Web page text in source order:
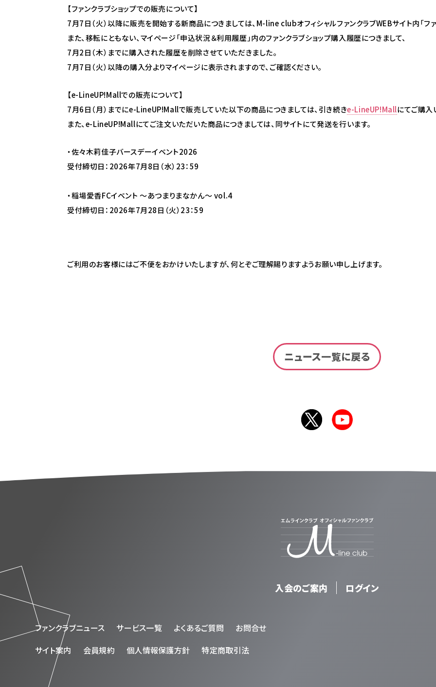
【ファンクラブショップでの販売について】
7月7日（火）以降に販売を開始する新商品につきましては、M-line clubオフィシャルファンクラブWEBサイト内「ファ
また、移転にともない、マイページ「申込状況＆利用履歴」内のファンクラブショップ購入履歴につきまして、
7月2日（木）までに購入された履歴を削除させていただきました。
7月7日（火）以降の購入分よりマイページに表示されますので、ご確認ください。
【e-LineUP!Mallでの販売について】
7月6日（月）までにe-LineUP!Mallで販売していた以下の商品につきましては、引き続きe-LineUP!Mallにてご購入
また、e-LineUP!Mallにてご注文いただいた商品につきましては、同サイトにて発送を行います。
・佐々木莉佳子バースデーイベント2026
受付締切日：2026年7月8日（水）23：59
・稲場愛香FCイベント ～あつまりまなかん～ vol.4
受付締切日： 2026年7月28日（火） 23：59
ご利用のお客様にはご不便をおかけいたしますが、何とぞご理解賜りますようお願い申し上げます。
ニュース一覧に戻る
入会のご案内 ログイン
ファンクラブニュース サービス一覧 よくあるご質問
お問合せ
サイト案内
会員規約 個人情報保護方針 特定商取引法